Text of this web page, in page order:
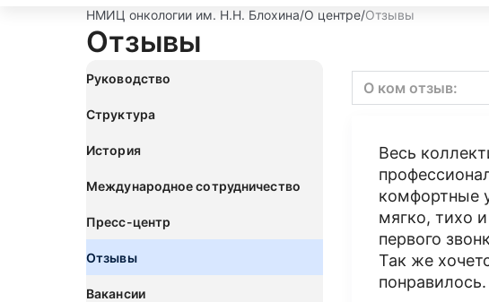
НМИЦ онкологии им. Н.Н. Блохина/О центре/Отзывы
Отзывы
Руководство
Структура
История
Международное сотрудничество
Пресс-центр
Отзывы
Вакансии
О ком отзыв:
Весь
комфортные
мягко, тихо
первого
Так же